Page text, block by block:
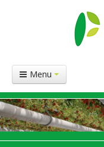
Menu